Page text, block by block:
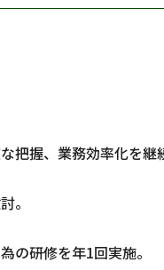
把握、業務効率化を継
。
の研修を年1回実施。